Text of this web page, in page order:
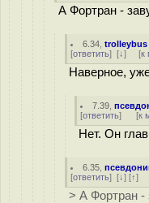
А Фортран -
6.34 ,trolleybus
[ответить] [↓] [к
Наверное,
7.39 ,
[ответить] [к
Нет. Он
6.35 ,
[ответить] [↓] [↑]
> А Фортран -